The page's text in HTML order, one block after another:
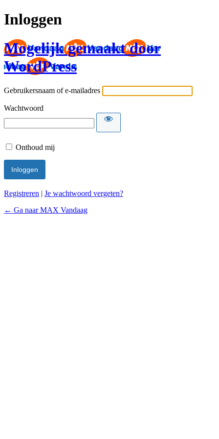
Inloggen
Mogelijk gemaakt door
WordPress
Gebruikersnaam of e-mailadres
Wachtwoord
Onthoud mij
Registreren | Je wachtwoord vergeten?
← Ga naar MAX Vandaag